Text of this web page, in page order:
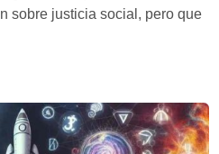
m
e
e
sobre justicia social, pero que